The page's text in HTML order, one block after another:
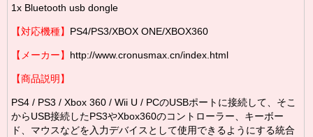
1x Bluetooth usb dongle
【対応機種】 PS4/PS3/XBOX ONE/XBOX360
【メーカー】 http://www.cronusmax.cn/index.html
【商品説明】
PS4 / PS3 / Xbox 360 / Wii U / PCのUSBポートに接続して、そこ
からUSB接続したPS3やXbox360のコントローラー、キーボー
ド、マウスなどを入力デバイスとして使用できるようにする統合